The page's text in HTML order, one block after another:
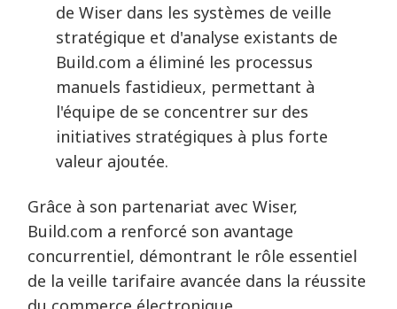
de Wiser dans les systèmes de veille
stratégique et d'analyse existants de
Build.com a éliminé les processus
manuels fastidieux, permettant à
l'équipe de se concentrer sur des
initiatives stratégiques à plus forte
valeur ajoutée.
Grâce à son partenariat avec Wiser,
Build.com a renforcé son avantage
concurrentiel, démontrant le rôle essentiel
de la veille tarifaire avancée dans la réussite